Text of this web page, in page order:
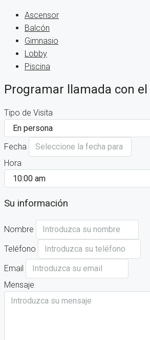
Ascensor
Balcón
Gimnasio
Lobby
Piscina
Programar llamada con el
Tipo de Visita
Fecha
Hora
Su información
Nombre
Teléfono
Email
Mensaje